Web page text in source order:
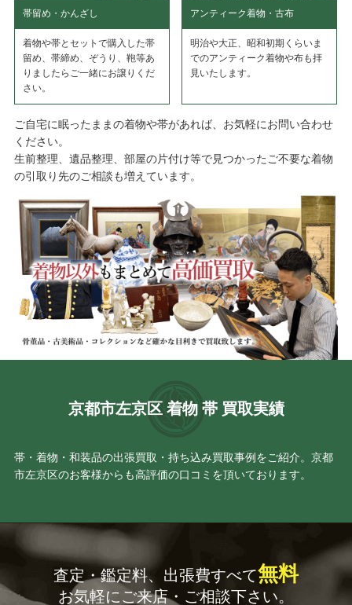
帯留め・かんざし
着物や帯とセットで購入した帯
留め、帯締め、ぞうり、鞄等あ
りましたらご一緒にお譲りくだ
さい。
アンティーク着物・古布
明治や大正、昭和初期くらいま
でのアンティーク着物や布も拝
見いたします。
ご自宅に眠ったままの着物や帯があれば、お気軽にお問い合わせ
ください。
生前整理、遺品整理、部屋の片付け等で見つかったご不要な着物
の引取り先のご相談も増えています。
京都市左京区 着物 帯 買取実績
帯・着物・和装品の出張買取・持ち込み買取事例をご紹介。京都
市左京区のお客様からも高評価の口コミを頂いております。
査定・鑑定料、出張費すべて無料
お気軽にご来店・ご相談下さい。